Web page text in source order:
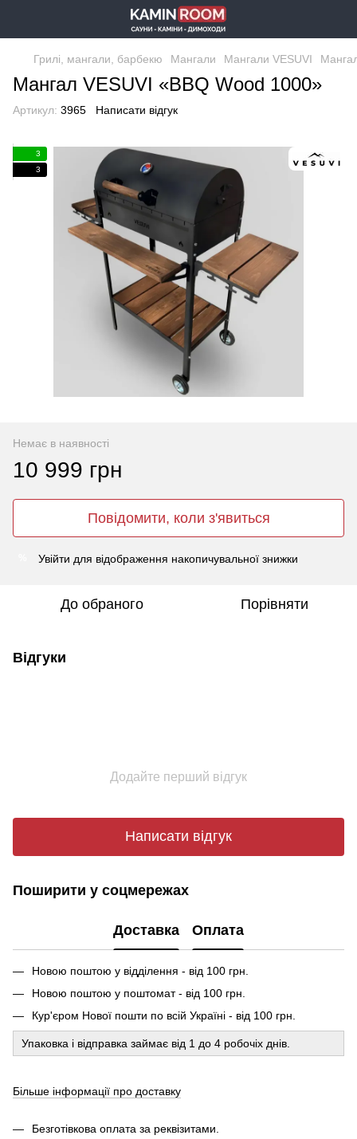
Грилі, мангали, барбекю Мангали Мангали VESUVI
Мангал VESUVI «BBQ Wood 1000»
Артикул: 3965 Написати відгук
3
3
Немає в наявності
10 999 грн
Повідомити, коли з'явиться
Увійти для відображення накопичувальної знижки
До обраного Порівняти
Відгуки
Додайте перший відгук
Написати відгук
Поширити у соцмережах
Доставка Оплата
Новою поштою у відділення - від 100 грн.
Новою поштою у поштомат - від 100 грн.
Кур'єром Нової пошти по всій Україні - від 100 грн.
Упаковка і відправка займає від 1 до 4 робочіх днів.
Більше інформації про доставку
Безготівкова оплата за реквізитами.